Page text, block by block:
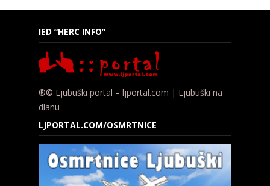
IED “HERC INFO”
®© Ljubuški portal – ljportal.com | Ljubuški na
dlanu
LJPORTAL.COM/OSMRTNICE